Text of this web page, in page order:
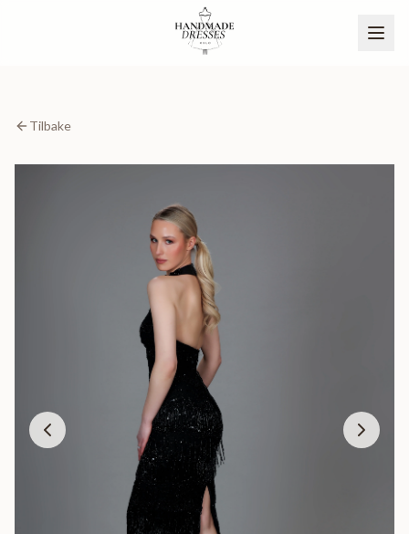
Tilbake